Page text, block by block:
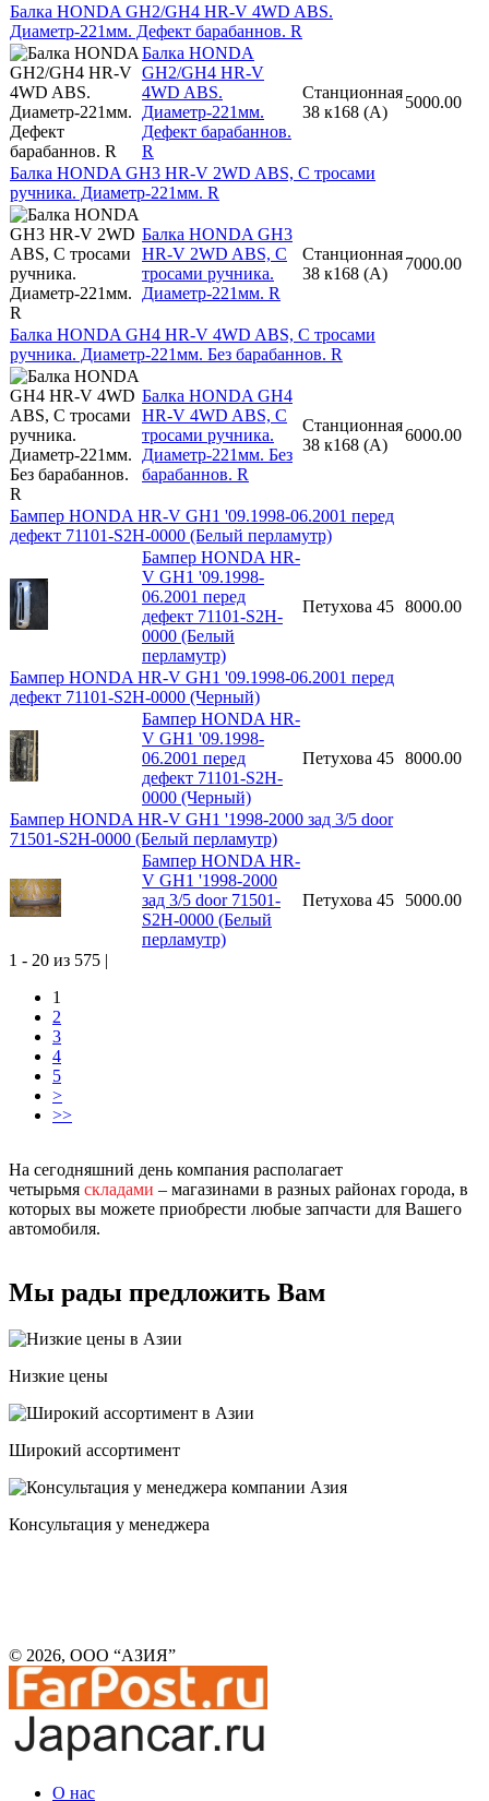
Балка HONDA GH2/GH4 HR-V 4WD ABS.
Диаметр-221мм. Дефект барабаннов. R
Балка HONDA
GH2/GH4 HR-V
4WD ABS.
Диаметр-221мм.
Дефект барабаннов.
R
Станционная
38 к168 (A)
5000.00
Балка HONDA GH3 HR-V 2WD ABS, С тросами
ручника. Диаметр-221мм. R
Балка HONDA GH3
HR-V 2WD ABS, С
тросами ручника.
Диаметр-221мм. R
Станционная
38 к168 (A)
7000.00
Балка HONDA GH4 HR-V 4WD ABS, С тросами
ручника. Диаметр-221мм. Без барабаннов. R
Балка HONDA GH4
HR-V 4WD ABS, С
тросами ручника.
Диаметр-221мм. Без
барабаннов. R
Станционная
38 к168 (A)
6000.00
Бампер HONDA HR-V GH1 '09.1998-06.2001 перед
дефект 71101-S2H-0000 (Белый перламутр)
Бампер HONDA HR-
V GH1 '09.1998-
06.2001 перед
дефект 71101-S2H-
0000 (Белый
перламутр)
Петухова 45 8000.00
Бампер HONDA HR-V GH1 '09.1998-06.2001 перед
дефект 71101-S2H-0000 (Черный)
Бампер HONDA HR-
V GH1 '09.1998-
06.2001 перед
дефект 71101-S2H-
0000 (Черный)
Петухова 45 8000.00
Бампер HONDA HR-V GH1 '1998-2000 зад 3/5 door
71501-S2H-0000 (Белый перламутр)
Бампер HONDA HR-
V GH1 '1998-2000
зад 3/5 door 71501-
S2H-0000 (Белый
перламутр)
Петухова 45 5000.00
1 - 20 из 575 |
1
2
3
4
5
>
>>
На сегодняшний день компания располагает
четырьмя складами – магазинами в разных районах города, в
которых вы можете приобрести любые запчасти для Вашего
автомобиля.
Мы рады предложить Вам
Низкие цены
Широкий ассортимент
Консультация у менеджера
© 2026, ООО “АЗИЯ”
О нас